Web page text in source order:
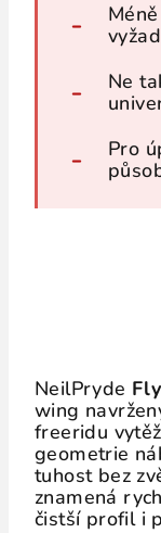
Ne
Pro
NeilPryde
wing
freeridu
geometrie
tuhost bez
znamená
čistší profil i